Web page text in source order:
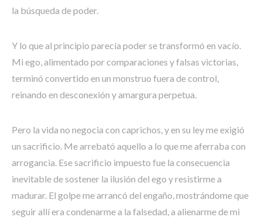
la búsqueda de poder.
Y lo que al principio parecía poder se transformó en vacío.
Mi ego, alimentado por comparaciones y falsas victorias,
terminó convertido en un monstruo fuera de control,
reinando en desconexión y amargura perpetua.
Pero la vida no negocia con caprichos, y en su ley me exigió
un sacrificio. Me arrebató aquello a lo que me aferraba con
arrogancia. Ese sacrificio impuesto fue la consecuencia
inevitable de sostener la ilusión del ego y resistirme a
madurar. El golpe me arrancó del engaño, mostrándome que
seguir allí era condenarme a la falsedad, a alienarme de mi